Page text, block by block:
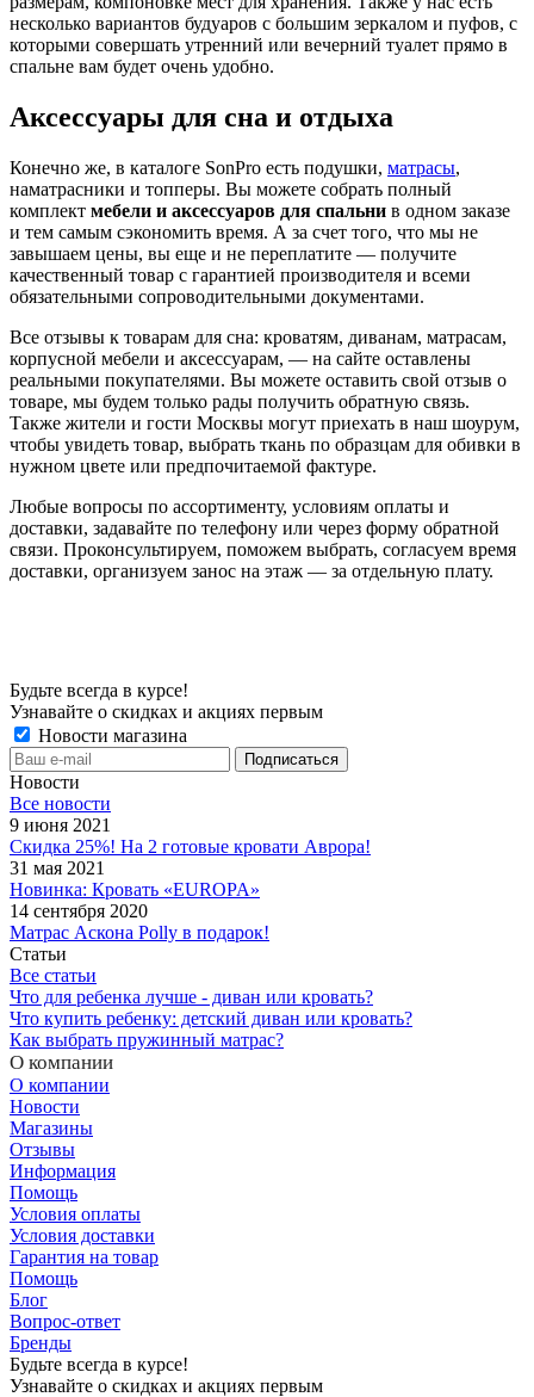
несколько вариантов будуаров с большим зеркалом и пуфов, с
которыми совершать утренний или вечерний туалет прямо в
спальне вам будет очень удобно.
Аксессуары для сна и отдыха
Конечно же, в каталоге SonPro есть подушки, матрасы,
наматрасники и топперы. Вы можете собрать полный
комплект мебели и аксессуаров для спальни в одном заказе
и тем самым сэкономить время. А за счет того, что мы не
завышаем цены, вы еще и не переплатите — получите
качественный товар с гарантией производителя и всеми
обязательными сопроводительными документами.
Все отзывы к товарам для сна: кроватям, диванам, матрасам,
корпусной мебели и аксессуарам, — на сайте оставлены
реальными покупателями. Вы можете оставить свой отзыв о
товаре, мы будем только рады получить обратную связь.
Также жители и гости Москвы могут приехать в наш шоурум,
чтобы увидеть товар, выбрать ткань по образцам для обивки в
нужном цвете или предпочитаемой фактуре.
Любые вопросы по ассортименту, условиям оплаты и
доставки, задавайте по телефону или через форму обратной
связи. Проконсультируем, поможем выбрать, согласуем время
доставки, организуем занос на этаж — за отдельную плату.
Будьте всегда в курсе!
Узнавайте о скидках и акциях первым
Новости магазина
Новости
Все новости
9 июня 2021
Скидка 25%! На 2 готовые кровати Аврора!
31 мая 2021
Новинка: Кровать «EUROPA»
14 сентября 2020
Матрас Аскона Polly в подарок!
Статьи
Все статьи
Что для ребенка лучше - диван или кровать?
Что купить ребенку: детский диван или кровать?
Как выбрать пружинный матрас?
О компании
О компании
Новости
Магазины
Отзывы
Информация
Помощь
Условия оплаты
Условия доставки
Гарантия на товар
Помощь
Блог
Вопрос-ответ
Бренды
Будьте всегда в курсе!
Узнавайте о скидках и акциях первым